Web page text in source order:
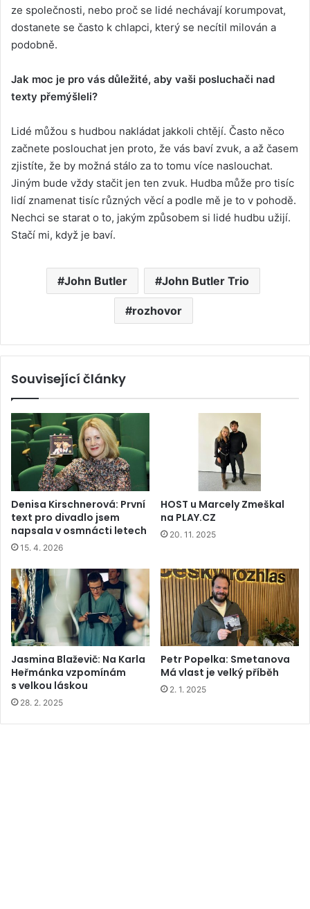
ze společnosti, nebo proč se lidé nechávají korumpovat,
dostanete se často k chlapci, který se necítil milován a
podobně.
Jak moc je pro vás důležité, aby vaši posluchači nad
texty přemýšleli?
Lidé můžou s hudbou nakládat jakkoli chtějí. Často něco
začnete poslouchat jen proto, že vás baví zvuk, a až časem
zjistíte, že by možná stálo za to tomu více naslouchat.
Jiným bude vždy stačit jen ten zvuk. Hudba může pro tisíc
lidí znamenat tisíc různých věcí a podle mě je to v pohodě.
Nechci se starat o to, jakým způsobem si lidé hudbu užijí.
Stačí mi, když je baví.
John Butler John Butler Trio
rozhovor
Související články
Denisa Kirschnerová: První
text pro divadlo jsem
napsala v osmnácti letech
15. 4. 2026
HOST u Marcely Zmeškal
na PLAY.CZ
20. 11. 2025
Jasmina Blaževič: Na Karla
Heřmánka vzpomínám
s velkou láskou
28. 2. 2025
Petr Popelka: Smetanova
Má vlast je velký příběh
2. 1. 2025